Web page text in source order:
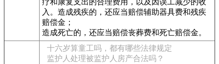
疗和康复支出的合理费用，以及因误工减少的收
入。造成残疾的，还应当赔偿辅助器具费和残疾
赔偿金；
造成死亡的，还应当赔偿丧葬费和死亡赔偿金。
十六岁算童工吗，都有哪些法律规定
监护人处理被监护人房产合法吗？